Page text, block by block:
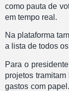
como pauta de
em tempo real.
Na plataforma
a lista de todos
Para o
projetos
gastos com